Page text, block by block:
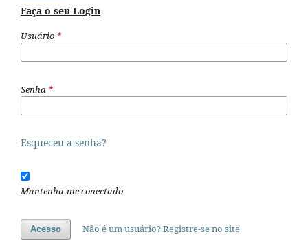
Faça o seu Login
Usuário *
Senha *
Esqueceu a senha?
Mantenha-me conectado
Acesso Não é um usuário? Registre-se no site